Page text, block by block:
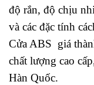
độ rắn, độ chịu
và các đặc tính
Cửa ABS giá
chất lượng cao
Hàn Quốc.